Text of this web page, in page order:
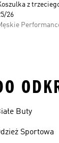
z
26
Buty
Sportowa